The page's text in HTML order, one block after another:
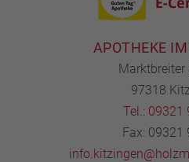
APOTHEKE
Marktbreiter
97318
Tel.: 09321
Fax: 09321